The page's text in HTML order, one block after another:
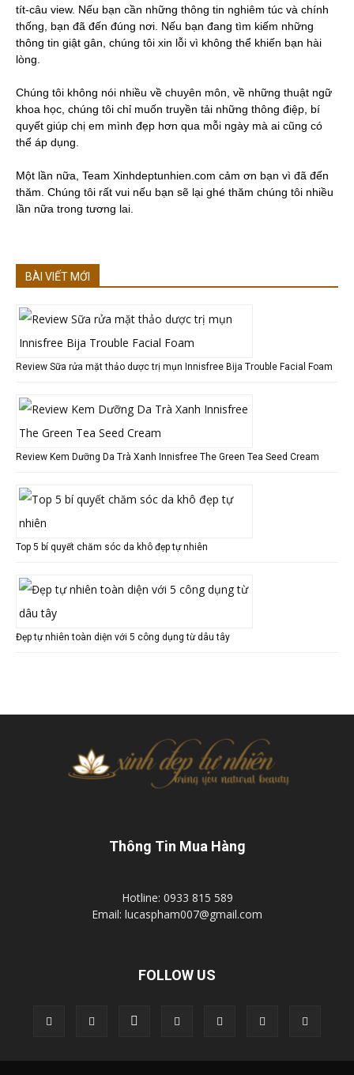
tít-câu view. Nếu bạn cần những thông tin nghiêm túc và chính
thống, bạn đã đến đúng nơi. Nếu bạn đang tìm kiếm những
thông tin giật gân, chúng tôi xin lỗi vì không thể khiến bạn hài
lòng.
Chúng tôi không nói nhiều về chuyên môn, về những thuật ngữ
khoa học, chúng tôi chỉ muốn truyền tải những thông điệp, bí
quyết giúp chị em mình đẹp hơn qua mỗi ngày mà ai cũng có
thể áp dụng.
Một lần nữa, Team Xinhdeptunhien.com cảm ơn bạn vì đã đến
thăm. Chúng tôi rất vui nếu bạn sẽ lại ghé thăm chúng tôi nhiều
lần nữa trong tương lai.
BÀI VIẾT MỚI
Review Sữa rửa mặt thảo dược trị mụn Innisfree Bija Trouble Facial Foam
Review Kem Dưỡng Da Trà Xanh Innisfree The Green Tea Seed Cream
Top 5 bí quyết chăm sóc da khô đẹp tự nhiên
Đẹp tự nhiên toàn diện với 5 công dụng từ dâu tây
Thông Tin Mua Hàng
Hotline: 0933 815 589
Email: lucaspham007@gmail.com
FOLLOW US